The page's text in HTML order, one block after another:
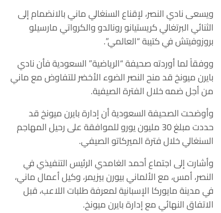
ويسعى نادي النصر، لإقناع السنغالي ماني بالانضمام إلى
الثنائي البرتغالي كريستيانو رونالدو والكرواتي مارسيلو
بروزوفيتش في كتيبة “العالمي”.
ووفقاً لما أوردته صحيفة “الرياضية” السعودية فأن نادي
بايرن ميونخ قد منح النصر الضوء الأخضر للتفاوض مع ماني
من أجل ضمه خلال الفترة الصيفية.
وأوضحت الصحيفة السعودية أن إدارة بايرن ميونخ قد
حددت مبلغ 30 مليون يورو للموافقة على رحيل المهاجم
السنغالي خلال فترة الميركاتو الصيفي.
وأشارت إلى اجتماع أحمد الغامدي الرئيس التنفيذي في
النصر، أمس، مع الألماني بيورن بيزيمر، وكيل أعمال ماني،
في مدينة مايوركا الإسبانية لمعرفة طلبات اللاعب، قبل
الاتفاق النهائي مع إدارة بايرن ميونخ.